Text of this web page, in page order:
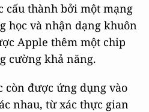
cấu thành bởi một mạng
học và nhận dạng khuôn
Apple thêm một chip
cường khả năng.
còn được ứng dụng vào
nhau, từ xác thực gian